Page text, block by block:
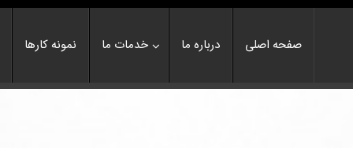
صفحه اصلی درباره ما خدمات ما نمونه کارها